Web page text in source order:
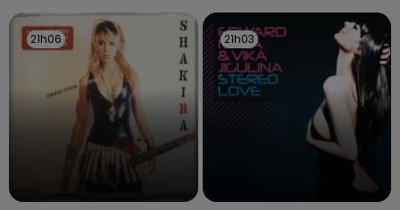
21h06
21h06 21h03
21h03